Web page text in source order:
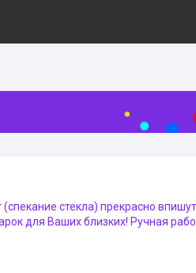
стекла) прекрасно
для Ваших близких! Ручная